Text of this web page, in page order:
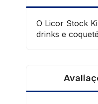
O Licor Stock
drinks e